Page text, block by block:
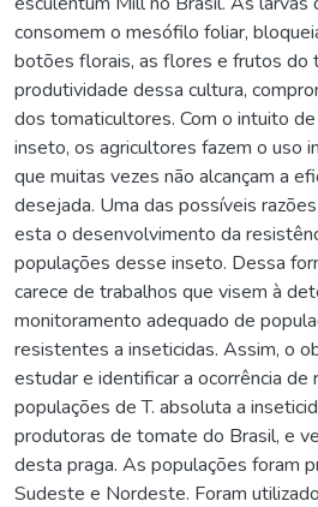
consomem o mesófilo foliar,
botões florais, as flores e frutos do
produtividade dessa cultura,
dos tomaticultores. Com o intuito
inseto, os agricultores fazem o uso
que muitas vezes não alcançam a
desejada. Uma das possíveis
esta o desenvolvimento da
populações desse inseto. Dessa
carece de trabalhos que visem à
monitoramento adequado de
resistentes a inseticidas. Assim, o
estudar e identificar a ocorrência de
populações de T. absoluta a
produtoras de tomate do Brasil, e
desta praga. As populações foram
Sudeste e Nordeste. Foram